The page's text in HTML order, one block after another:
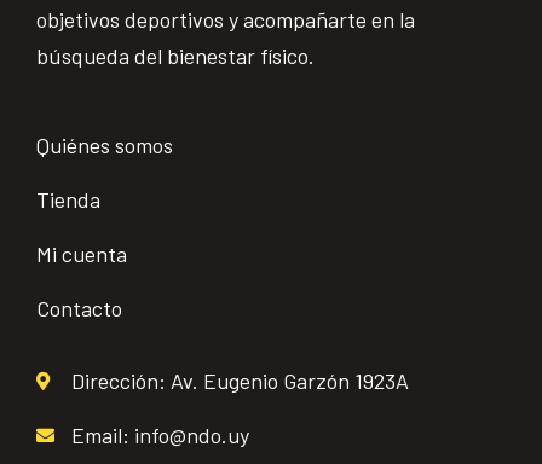
objetivos deportivos y acompañarte en la
búsqueda del bienestar físico.
Quiénes somos
Tienda
Mi cuenta
Contacto
Dirección: Av. Eugenio Garzón 1923A
Email: info@ndo.uy